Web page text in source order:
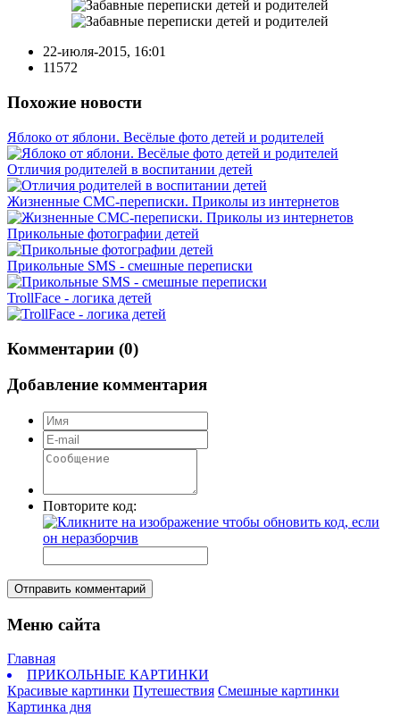
22-июля-2015, 16:01
11572
Похожие новости
Яблоко от яблони. Весёлые фото детей и родителей
Отличия родителей в воспитании детей
Жизненные СМС-переписки. Приколы из интернетов
Прикольные фотографии детей
Прикольные SMS - смешные переписки
TrollFace - логика детей
Комментарии (0)
Добавление комментария
Повторите код:
Отправить комментарий
Меню сайта
Главная
ПРИКОЛЬНЫЕ КАРТИНКИ
Красивые картинки Путешествия Смешные картинки
Картинка дня